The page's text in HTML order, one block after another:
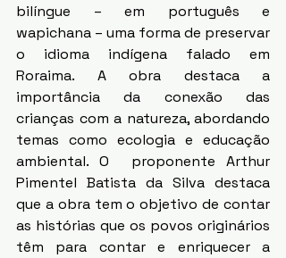
bilíngue – em português e
wapichana – uma forma de preservar
o idioma indígena falado em
Roraima. A obra destaca a
importância da conexão das
crianças com a natureza, abordando
temas como ecologia e educação
ambiental. O  proponente Arthur
Pimentel Batista da Silva destaca
que a obra tem o objetivo de contar
as histórias que os povos originários
têm para contar e enriquecer a